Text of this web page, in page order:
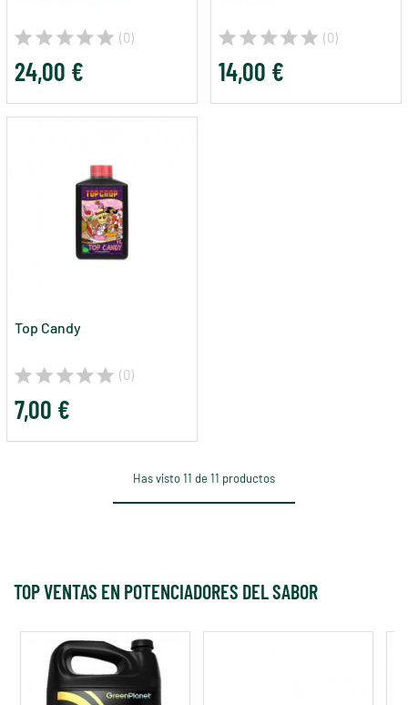
(0)
24,00 €
(0)
14,00 €
Top Candy
(0)
7,00 €
Has visto 11 de 11 productos
TOP VENTAS EN POTENCIADORES DEL SABOR